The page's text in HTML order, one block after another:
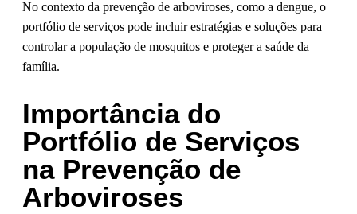
No contexto da prevenção de arboviroses, como a dengue, o
portfólio de serviços pode incluir estratégias e soluções para
controlar a população de mosquitos e proteger a saúde da
família.
Importância do
Portfólio de Serviços
na Prevenção de
Arboviroses